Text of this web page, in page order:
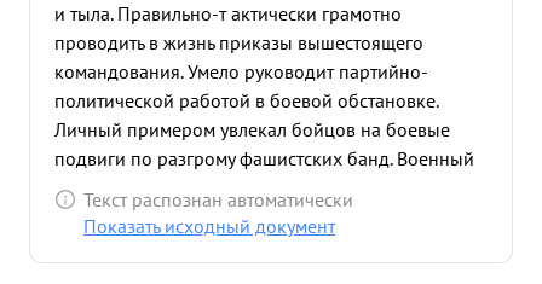
и тыла. Правильно-т актически грамотно
проводить в жизнь приказы вышестоящего
командования. Умело руководит партийно-
политической работой в боевой обстановке.
Личный примером увлекал бойцов на боевые
подвиги по разгрому фашистских банд. Военный
комиссар 306 стрелкового полка батальонный
комиссар ТАРАСЕНКО Р.М. вполне достоин
Текст распознан автоматически
Показать исходный документ